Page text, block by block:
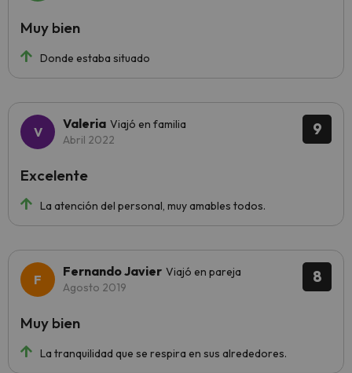
Donde estaba situado
Muy bien
9
Valeria Viajó en familia
Abril 2022
La atención del personal, muy amables todos.
Excelente
8
Fernando Javier Viajó en pareja
Agosto 2019
La tranquilidad que se respira en sus alrededores.
Muy bien